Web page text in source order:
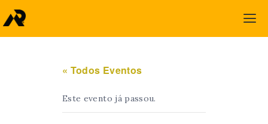
« Todos Eventos
Este evento já passou.